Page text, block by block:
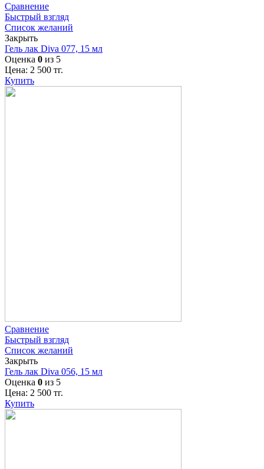
Сравнение
Быстрый взгляд
Список желаний
Закрыть
Гель лак Diva 077, 15 мл
Оценка 0 из 5
Цена: 2 500 тг.
Купить
Сравнение
Быстрый взгляд
Список желаний
Закрыть
Гель лак Diva 056, 15 мл
Оценка 0 из 5
Цена: 2 500 тг.
Купить